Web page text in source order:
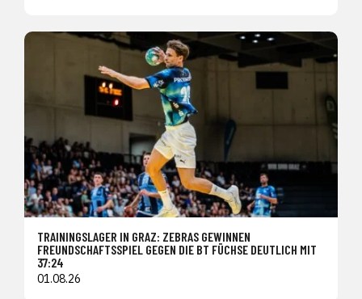
TRAININGSLAGER IN GRAZ: ZEBRAS GEWINNEN
FREUNDSCHAFTSSPIEL GEGEN DIE BT FÜCHSE DEUTLICH MIT
37:24
01.08.26